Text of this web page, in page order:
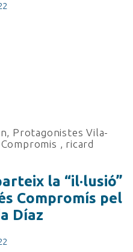
, Protagonistes Vila-
, ricard
la “il·lusió”
Compromís pel
Díaz